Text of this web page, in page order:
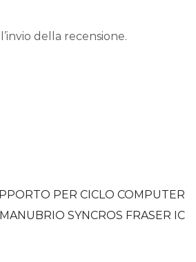
della recensione.